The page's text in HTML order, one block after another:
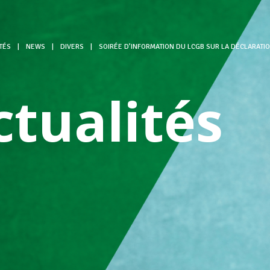
NEWS DIVERS SOIRÉE D’INFORMATION DU LCGB SUR LA